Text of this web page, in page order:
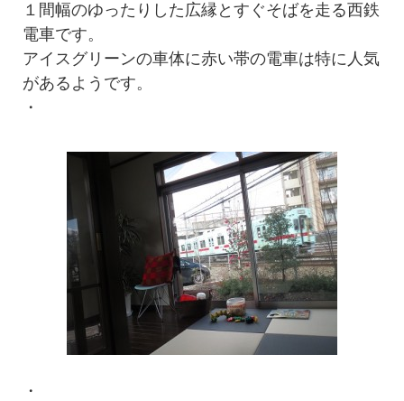
１間幅のゆったりした広縁とすぐそばを走る西鉄
電車です。
アイスグリーンの車体に赤い帯の電車は特に人気
があるようです。
・
・